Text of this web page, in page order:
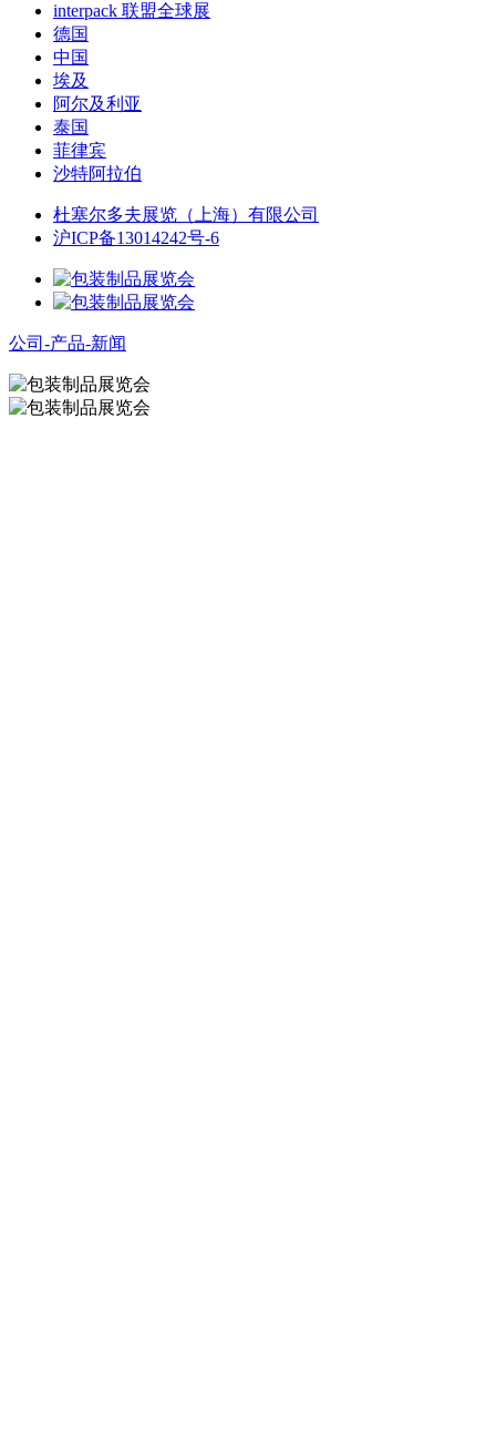
interpack 联盟全球展
德国
中国
埃及
阿尔及利亚
泰国
菲律宾
沙特阿拉伯
杜塞尔多夫展览（上海）有限公司
沪ICP备13014242号-6
公司-产品-新闻